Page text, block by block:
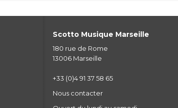
Scotto Musique Marseille
180 rue de Rome
13006 Marseille
+33 (0)4 91 37 58 65
Nous contacter